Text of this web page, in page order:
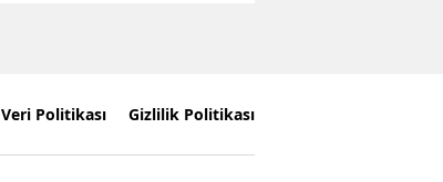
Veri Politikası Gizlilik Politikası